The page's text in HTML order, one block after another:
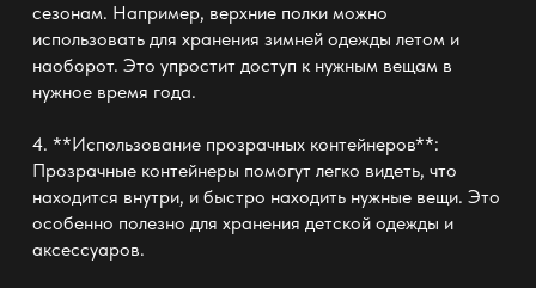
сезонам. Например, верхние полки можно
использовать для хранения зимней одежды летом и
наоборот. Это упростит доступ к нужным вещам в
нужное время года.
4. **Использование прозрачных контейнеров**:
Прозрачные контейнеры помогут легко видеть, что
находится внутри, и быстро находить нужные вещи. Это
особенно полезно для хранения детской одежды и
аксессуаров.